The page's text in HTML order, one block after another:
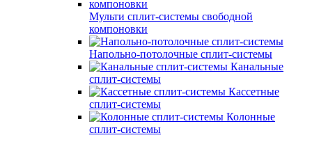
Мульти сплит-системы свободной
компоновки
Напольно-потолочные сплит-системы
Канальные
сплит-системы
Кассетные
сплит-системы
Колонные
сплит-системы